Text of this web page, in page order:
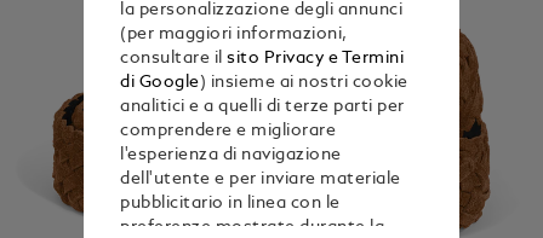
la personalizzazione degli annunci
(per maggiori informazioni,
consultare ilsito Privacy e Termini
di Google) insieme ai nostri cookie
analitici e a quelli di terze parti per
comprendere e migliorare
l'esperienza di navigazione
dell'utente e per inviare materiale
pubblicitario in linea con le
preferenze mostrate durante la